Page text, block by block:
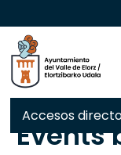
Accesos
Events